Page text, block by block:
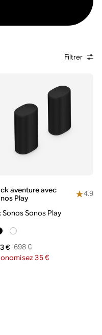
Filtrer
aventure avec
Play
4.9
Sonos Sonos Play
€ 698 €
35 €